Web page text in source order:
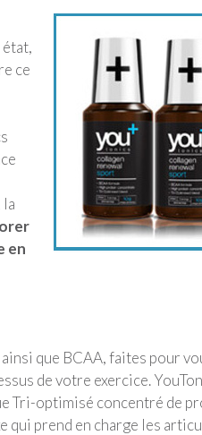
état,
ce
la
en
que BCAA, faites pour
de votre exercice.
Tri-optimisé concentré de
qui prend en charge les